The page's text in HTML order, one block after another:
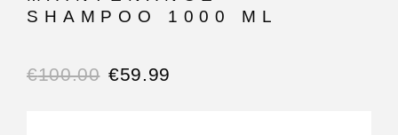
SHAMPOO 1000 ML
€100.00 €59.99